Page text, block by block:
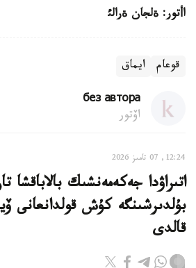
اأتور: ةلجان ةرالئ
قوعام ايماق
без автора
اۆتور
12:24, 07 تامىز 2026
اتىراۋدا جەكەمەنشىك بالاباقشا
بۇلدىرشىنگە كۇش قولدانعانى
قالدى